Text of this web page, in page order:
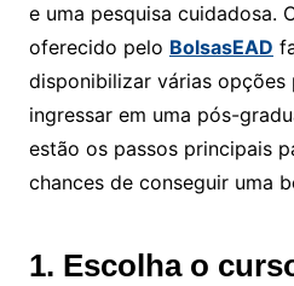
e uma pesquisa cuidadosa.
oferecido pelo BolsasEAD
disponibilizar várias opções
ingressar em uma pós-
estão os passos principais
chances de conseguir uma
1. Escolha o